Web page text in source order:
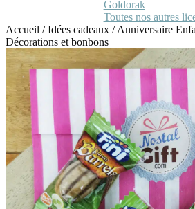
Goldorak
Toutes nos autres
Accueil /Idées cadeaux /Anniversaire
Décorations et bonbons